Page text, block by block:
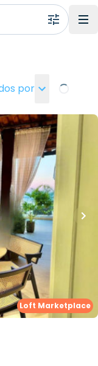
por
Loft Marketplace
vagas
291
Whatsapp